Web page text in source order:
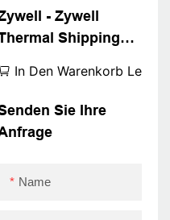
- Zywell
Shipping
Versandetikett
Bluetooth
Thermaldruckermod
In Den Warenkorb Legen
Sie Ihre
Name